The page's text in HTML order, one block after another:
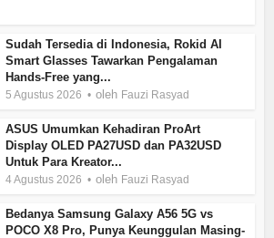
Sudah Tersedia di Indonesia, Rokid AI
Smart Glasses Tawarkan Pengalaman
Hands-Free yang...
5 Agustus 2026 oleh Fauzi Rasyad
ASUS Umumkan Kehadiran ProArt
Display OLED PA27USD dan PA32USD
Untuk Para Kreator...
4 Agustus 2026 oleh Fauzi Rasyad
Bedanya Samsung Galaxy A56 5G vs
POCO X8 Pro, Punya Keunggulan Masing-